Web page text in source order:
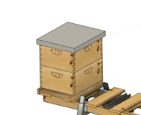
BroodMinder-Cell 3G
Température et Couvain
Poids et Productivité
Butinage